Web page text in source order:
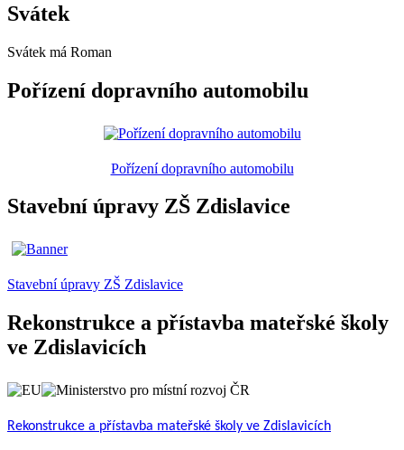
Svátek
Svátek má Roman
Pořízení dopravního automobilu
Pořízení dopravního automobilu
Stavební úpravy ZŠ Zdislavice
Stavební úpravy ZŠ Zdislavice
Rekonstrukce a přístavba mateřské školy
ve Zdislavicích
Rekonstrukce a přístavba mateřské školy ve Zdislavicích